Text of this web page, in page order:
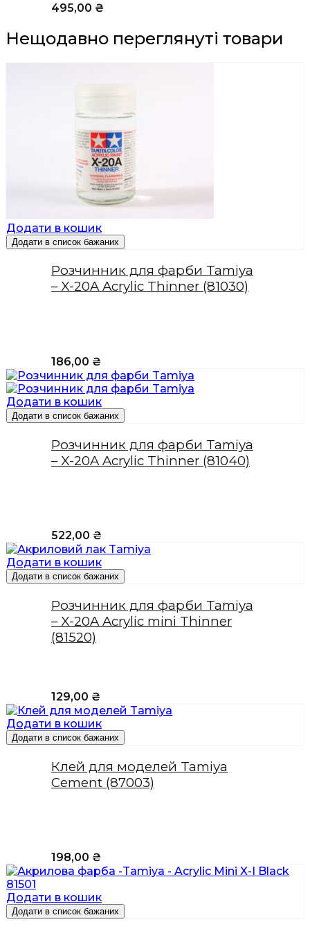
495,00 ₴
Нещодавно переглянуті товари
Додати в кошик
Додати в список бажаних
Розчинник для фарби Tamiya
– X-20A Acrylic Thinner (81030)
186,00 ₴
Додати в кошик
Додати в список бажаних
Розчинник для фарби Tamiya
– X-20A Acrylic Thinner (81040)
522,00 ₴
Додати в кошик
Додати в список бажаних
Розчинник для фарби Tamiya
– X-20A Acrylic mini Thinner
(81520)
129,00 ₴
Додати в кошик
Додати в список бажаних
Клей для моделей Tamiya
Cement (87003)
198,00 ₴
Додати в кошик
Додати в список бажаних